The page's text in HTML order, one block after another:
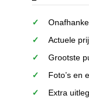
Actuele
Grootste
Foto’s en
Extra